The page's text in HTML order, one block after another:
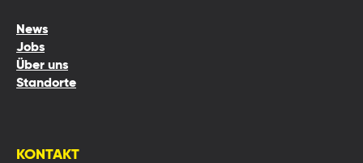
News
Jobs
Über uns
Standorte
KONTAKT